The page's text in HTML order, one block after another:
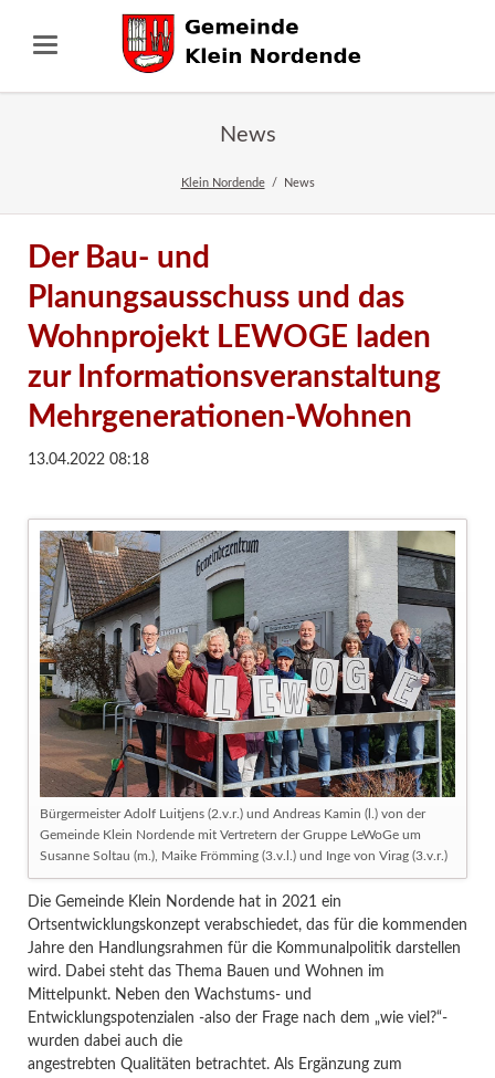
News
Klein Nordende News
Der Bau- und
Planungsausschuss und das
Wohnprojekt LEWOGE laden
zur Informationsveranstaltung
Mehrgenerationen-Wohnen
13.04.2022 08:18
Bürgermeister Adolf Luitjens (2.v.r.) und Andreas Kamin (l.) von der
Gemeinde Klein Nordende mit Vertretern der Gruppe LeWoGe um
Susanne Soltau (m.), Maike Frömming (3.v.l.) und Inge von Virag (3.v.r.)
Die Gemeinde Klein Nordende hat in 2021 ein
Ortsentwicklungskonzept verabschiedet, das für die kommenden
Jahre den Handlungsrahmen für die Kommunalpolitik darstellen
wird. Dabei steht das Thema Bauen und Wohnen im
Mittelpunkt. Neben den Wachstums- und
Entwicklungspotenzialen -also der Frage nach dem „wie viel?“-
wurden dabei auch die
angestrebten Qualitäten betrachtet. Als Ergänzung zum